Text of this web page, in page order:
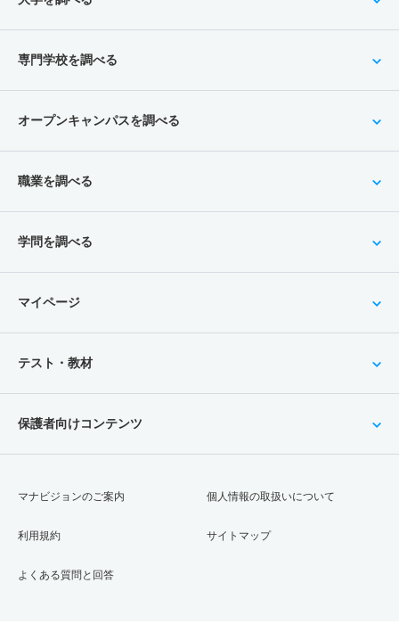
専門学校を調べる
オープンキャンパスを調べる
職業を調べる
学問を調べる
マイページ
テスト・教材
保護者向けコンテンツ
マナビジョンのご案内
利用規約
よくある質問と回答
個人情報の取扱いについて
サイトマップ